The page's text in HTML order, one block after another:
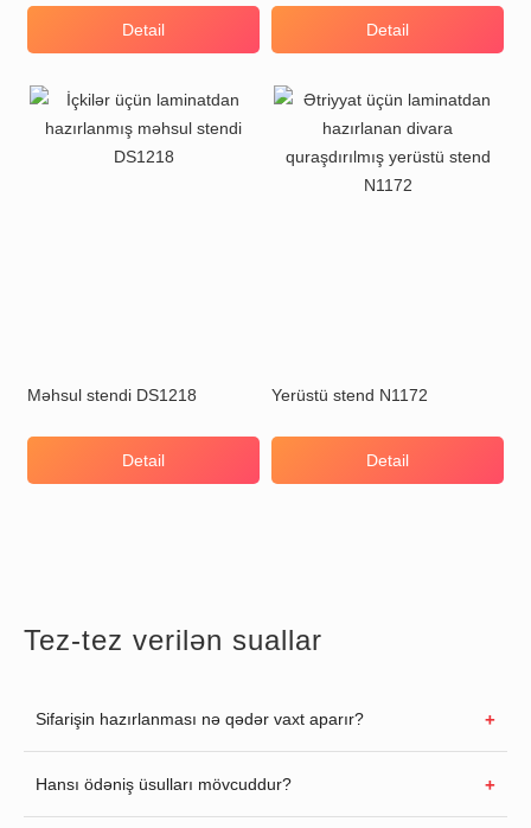
Detail Detail
Məhsul stendi DS1218
Detail
Yerüstü stend N1172
Detail
Tez-tez verilən suallar
Sifarişin hazırlanması nə qədər vaxt aparır?
Hansı ödəniş üsulları mövcuddur?